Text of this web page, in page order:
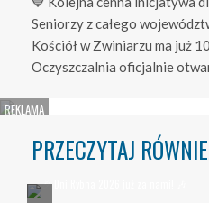
Seniorzy z całego
Kościół w Zwiniarzu ma już
Oczyszczalnia oficjalnie
PRZECZYTAJ